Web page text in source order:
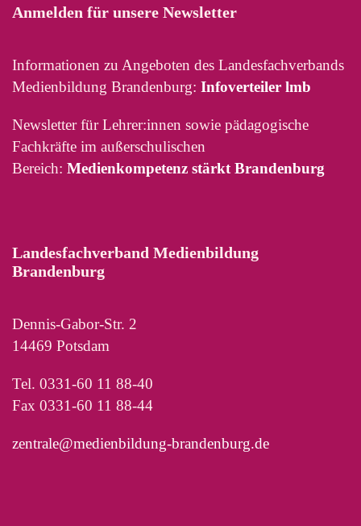
Anmelden für unsere Newsletter
Informationen zu Angeboten des Landesfachverbands
Medienbildung Brandenburg: Infoverteiler lmb
Newsletter für Lehrer:innen sowie pädagogische
Fachkräfte im außerschulischen
Bereich: Medienkompetenz stärkt Brandenburg
Landesfachverband Medienbildung
Brandenburg
Dennis-Gabor-Str. 2
14469 Potsdam
Tel. 0331-60 11 88-40
Fax 0331-60 11 88-44
zentrale@medienbildung-brandenburg.de